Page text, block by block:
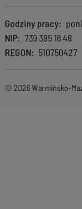
Godziny pracy
NIP
739 385 16 48
REGON
510750427
© 2026 Warmińsko-